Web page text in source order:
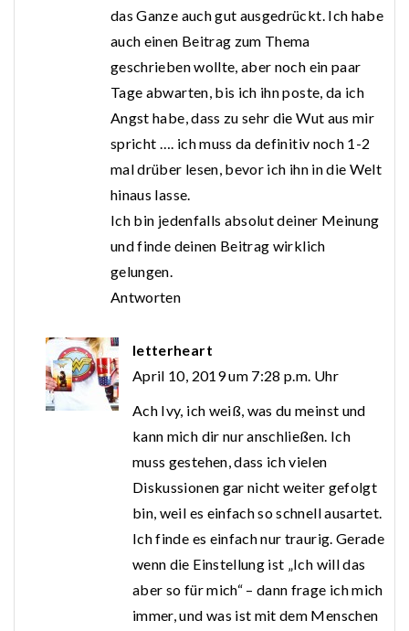
das Ganze auch gut ausgedrückt. Ich habe
auch einen Beitrag zum Thema
geschrieben wollte, aber noch ein paar
Tage abwarten, bis ich ihn poste, da ich
Angst habe, dass zu sehr die Wut aus mir
spricht …. ich muss da definitiv noch 1-2
mal drüber lesen, bevor ich ihn in die Welt
hinaus lasse.
Ich bin jedenfalls absolut deiner Meinung
und finde deinen Beitrag wirklich
gelungen.
Antworten
letterheart
April 10, 2019 um 7:28 p.m. Uhr
Ach Ivy, ich weiß, was du meinst und
kann mich dir nur anschließen. Ich
muss gestehen, dass ich vielen
Diskussionen gar nicht weiter gefolgt
bin, weil es einfach so schnell ausartet.
Ich finde es einfach nur traurig. Gerade
wenn die Einstellung ist „Ich will das
aber so für mich“ – dann frage ich mich
immer, und was ist mit dem Menschen